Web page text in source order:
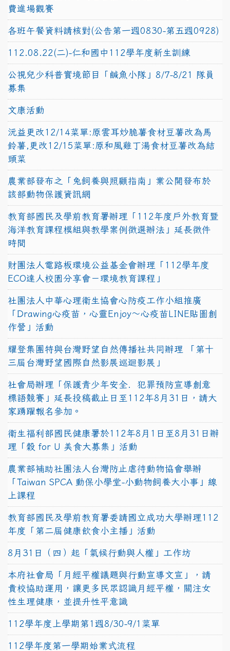
費進場觀賽
各班午餐資料請核對(公告第一週0830-第五週0928)
112.08.22(二)-仁和國中112學年度新生訓練
公視兒少科普實境節目「鹹魚小隊」8/7-8/21 隊員
募集
文康活動
沅益更改12/14菜單:原雲耳炒脆薯食材豆薯改為馬
鈴薯,更改12/15菜單:原和風雞丁湯食材豆薯改為結
頭菜
農業部發布之「兔飼養與照顧指南」業公開發布於
該部動物保護資訊網
教育部國民及學前教育署辦理「112年度戶外教育暨
海洋教育課程模組與教學案例徵選辦法」延長徵件
時間
財團法人電路板環境公益基金會辦理「112學年度
ECO達人校園分享會－環境教育課程」
社團法人中華心理衛生協會心防疫工作小組推廣
「Drawing心疫苗，心靈Enjoy〜心疫苗LINE貼圖創
作營」活動
耀登集團特與台灣野望自然傳播社共同辦理 「第十
三屆台灣野望國際自然影展巡迴影展」
社會局辦理「保護青少年安全．犯罪預防宣導創意
標語競賽」延長投稿截止日至112年8月31日，請大
家踴躍報名參加。
衛生福利部國民健康署於112年8月1日至8月31日辦
理「穀 for U 美食大募集」活動
農業部補助社團法人台灣防止虐待動物協會舉辦
「Taiwan SPCA 動保小學堂-小動物飼養大小事」線
上課程
教育部國民及學前教育署委請國立成功大學辦理112
年度「第二屆健康飲食小主播」活動
8月31日（四）起「氣候行動與人權」工作坊
本府社會局「月經平權議題與行動宣導文宣」，請
貴校協助運用，讓更多民眾認識月經平權，關注女
性生理健康，並提升性平意識
112學年度上學期第1週8/30-9/1菜單
112學年度第一學期始業式流程